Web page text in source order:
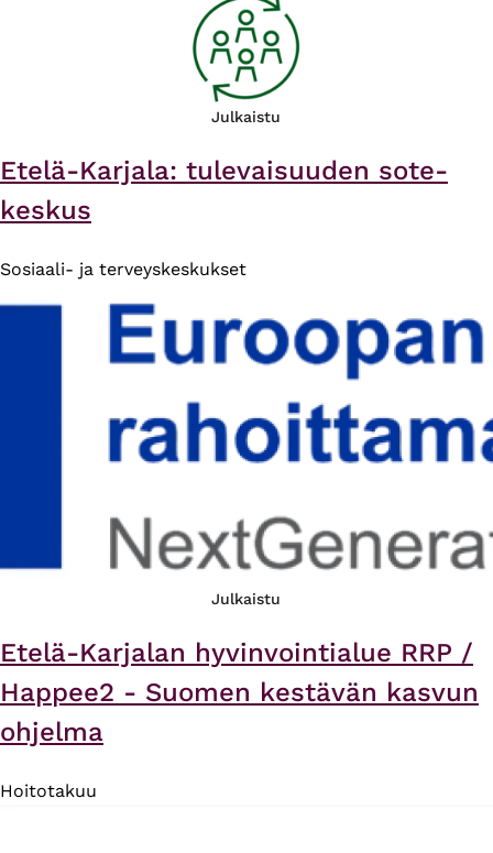
Julkaistu
Etelä-Karjala: tulevaisuuden sote-
keskus
Sosiaali- ja terveyskeskukset
Julkaistu
Etelä-Karjalan hyvinvointialue RRP /
Happee2 - Suomen kestävän kasvun
ohjelma
Hoitotakuu